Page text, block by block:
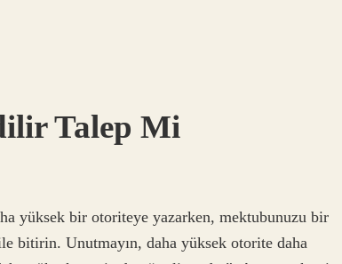
Talep Mi
yüksek bir otoriteye yazarken, mektubunuzu bir
bitirin. Unutmayın, daha yüksek otorite daha